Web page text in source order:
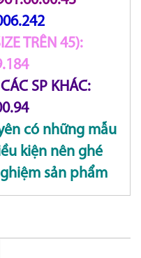
TRÊN 45):
SP KHÁC:
có những mẫu
kiện nên ghé
sản phẩm